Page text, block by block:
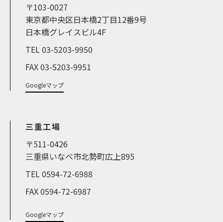
〒103-0027
東京都中央区日本橋2丁目12番9号
日本橋グレイスビル4F
TEL 03-5203-9950
FAX 03-5203-9951
Googleマップ
三重工場
〒511-0426
三重県いなべ市北勢町広上895
TEL 0594-72-6988
FAX 0594-72-6987
Googleマップ